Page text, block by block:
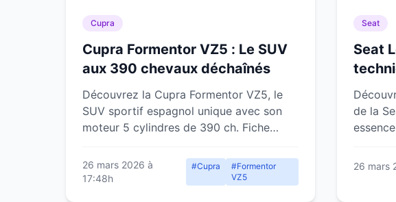
Cupra
Cupra Formentor VZ5 : Le SUV
aux 390 chevaux déchaînés
Découvrez la Cupra Formentor VZ5, le
SUV sportif espagnol unique avec son
moteur 5 cylindres de 390 ch. Fiche
verdict.
26 mars 2026 à
17:48h
#Cupra
#Formentor
VZ5
Seat
Seat
de la
26 mars